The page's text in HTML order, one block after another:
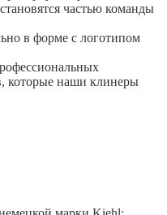
частью команды
в форме с логотипом
которые наши клинеры